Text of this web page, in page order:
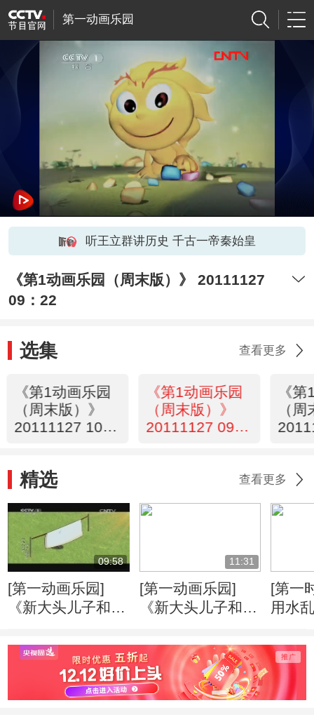
第一动画乐园
听王立群讲历史 千古一帝秦始皇
《第1动画乐园（周末版）》 20111127
09：22
选集 查看更多
《第1动画乐园
（周末版）》
20111127 10：
《第1动画乐园
（周末版）》
20111127 09：
《
（
精选 查看更多
09:58
[第一动画乐园]
《新大头儿子和小
季） 奇妙的纸盒
子/青椒大战
11:31
[第一动画乐园]
《新大头儿子和小
季） 超级大泡泡/
灵感女神
[第一
用水
车成